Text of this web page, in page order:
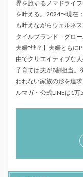
界を旅するノマドライ
を叶える。2024〜現在
も叶えながらウェルネ
タイルブランド「グロ
夫婦"👫？】夫婦ともに
由でクリエイティブな
子育ては夫が8割担当。
われない家族の形を追
ルマガ・公式LINEは1万